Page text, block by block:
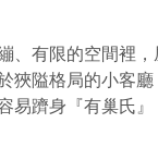
、有限的空間裡
狹隘格局的小客
易躋身『有巢氏